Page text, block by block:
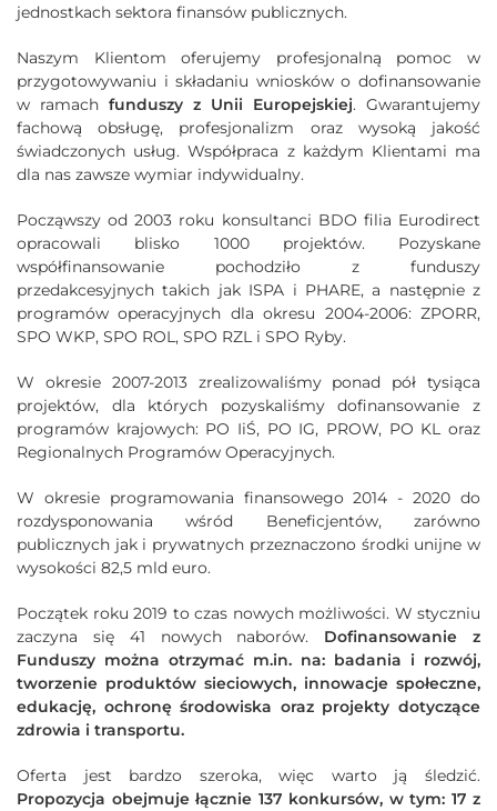
jednostkach sektora finansów publicznych.
Naszym Klientom oferujemy profesjonalną pomoc w
przygotowywaniu i składaniu wniosków o dofinansowanie
w ramach funduszy z Unii Europejskiej. Gwarantujemy
fachową obsługę, profesjonalizm oraz wysoką jakość
świadczonych usług. Współpraca z każdym Klientami ma
dla nas zawsze wymiar indywidualny.
Począwszy od 2003 roku konsultanci BDO filia Eurodirect
opracowali blisko 1000 projektów. Pozyskane
współfinansowanie pochodziło z funduszy
przedakcesyjnych takich jak ISPA i PHARE, a następnie z
programów operacyjnych dla okresu 2004-2006: ZPORR,
SPO WKP, SPO ROL, SPO RZL i SPO Ryby.
W okresie 2007-2013 zrealizowaliśmy ponad pół tysiąca
projektów, dla których pozyskaliśmy dofinansowanie z
programów krajowych: PO IiŚ, PO IG, PROW, PO KL oraz
Regionalnych Programów Operacyjnych.
W okresie programowania finansowego 2014 - 2020 do
rozdysponowania wśród Beneficjentów, zarówno
publicznych jak i prywatnych przeznaczono środki unijne w
wysokości 82,5 mld euro.
Początek roku 2019 to czas nowych możliwości. W styczniu
zaczyna się 41 nowych naborów. Dofinansowanie z
Funduszy można otrzymać m.in. na: badania i rozwój,
tworzenie produktów sieciowych, innowacje społeczne,
edukację, ochronę środowiska oraz projekty dotyczące
zdrowia i transportu.
Oferta jest bardzo szeroka, więc warto ją śledzić.
Propozycja obejmuje łącznie 137 konkursów, w tym: 17 z